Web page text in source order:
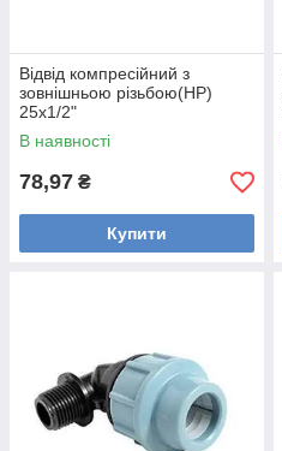
Відвід компресійний з
зовнішньою різьбою(НР)
25х1/2"
В наявності
78,97 ₴
Купити